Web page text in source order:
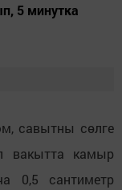
5 минутка
савытны сөлге
вакытта камыр
0,5 сантиметр